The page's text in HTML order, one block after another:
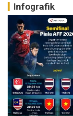
Infografik